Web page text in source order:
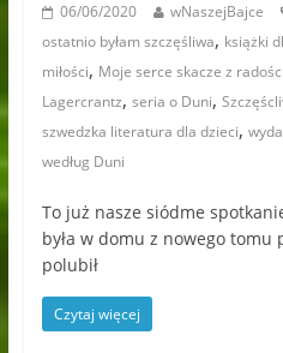
06/06/2020 wNaszejBajce
ostatnio byłam szczęśliwa, książki
miłości, Moje serce skacze z radości
Lagercrantz, seria o Duni,
szwedzka literatura dla dzieci,
według Duni
To już nasze siódme
była w domu z nowego tomu
polubił
Czytaj więcej